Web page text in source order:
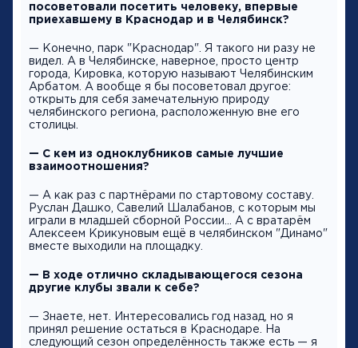
посоветовали посетить человеку, впервые
приехавшему в Краснодар и в Челябинск?
— Конечно, парк "Краснодар". Я такого ни разу не
видел. А в Челябинске, наверное, просто центр
города, Кировка, которую называют Челябинским
Арбатом. А вообще я бы посоветовал другое:
открыть для себя замечательную природу
челябинского региона, расположенную вне его
столицы.
— С кем из одноклубников самые лучшие
взаимоотношения?
— А как раз с партнёрами по стартовому составу.
Руслан Дашко, Савелий Шалабанов, с которым мы
играли в младшей сборной России... А с вратарём
Алексеем Крикуновым ещё в челябинском "Динамо"
вместе выходили на площадку.
— В ходе отлично складывающегося сезона
другие клубы звали к себе?
— Знаете, нет. Интересовались год назад, но я
принял решение остаться в Краснодаре. На
следующий сезон определённость также есть — я